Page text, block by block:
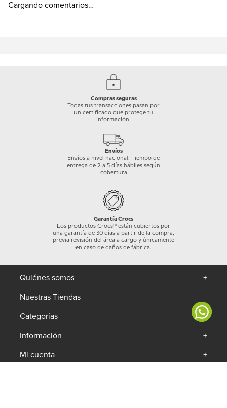
Cargando comentarios…
Compras seguras
Todas tus transacciones pasan por
un certificado que protege tu
información.
Envíos
Envíos a nivel nacional. Tiempo de
entrega de 2 a 5 días hábiles según
cobertura
Garantía Crocs
Los productos Crocs™ están cubiertos por
una garantía de 30 días a partir de la compra,
previa revisión del área a cargo y únicamente
en caso de daños de fábrica.
Quiénes somos
+
Nuestras Tiendas
Categorías
+
Información
+
Mi cuenta
+